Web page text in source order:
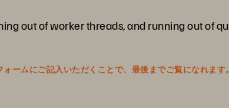
out of worker threads, and running out of
ームにご記入いただくことで、最後までご覧になれます。